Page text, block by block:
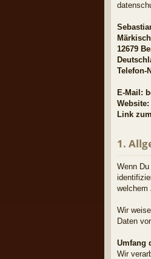
12679
Telefon-
E-Mail:
Website:
Link
1.
Wenn
welchem
Wir
Daten
Umfang
Wir